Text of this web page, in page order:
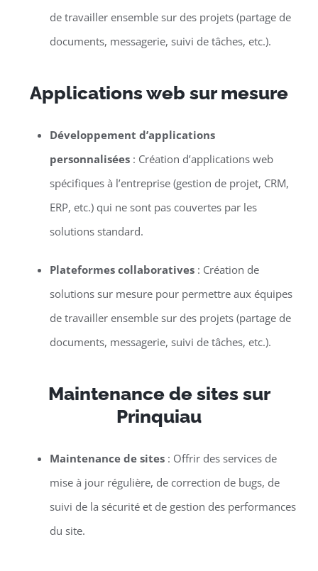
de travailler ensemble sur des projets (partage de
documents, messagerie, suivi de tâches, etc.).
Applications web sur mesure
Développement d’applications
personnalisées: Création d’applications web
spécifiques à l’entreprise (gestion de projet, CRM,
ERP, etc.) qui ne sont pas couvertes par les
solutions standard.
Plateformes collaboratives: Création de
solutions sur mesure pour permettre aux équipes
de travailler ensemble sur des projets (partage de
documents, messagerie, suivi de tâches, etc.).
Maintenance de sites sur
Prinquiau
Maintenance de sites: Offrir des services de
mise à jour régulière, de correction de bugs, de
suivi de la sécurité et de gestion des performances
du site.